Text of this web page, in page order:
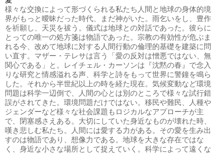
様々な交換によって形づくられる私たち人間と地球の身体的境
界がもっと曖昧だった時代、まだ神がいた。雨乞いをし、豊作
を祈願し、天災を祓う。儀式は地球との対話であった。彼らに
とっての唯一の処方箋は物語であった。宗教の有効性が危ぶま
れる今、改めて地球に対する人間行動の倫理的基礎を建築に問
い直す。マザー・テレサは言う「愛の反対は憎悪ではない、無
関心である」と。レイチェル・カーソンは『沈黙の春』で念入
りな研究と情感溢れる声、科学と詩をもって世界に警鐘を鳴ら
した。それから半世紀以上の時を経た現在。気候変動など環境
問題は科学一辺倒で、人間の心とは別のところで様々な試行錯
誤がされてきた。環境問題だけではない。移民や難民、人種や
ジェンダーなど様々な社会課題もロジカルなアプローチが主
で、閉塞感さえある。大切にしていた身近なものが壊れた時、
嘆き悲しむ私たち。人間には愛する力がある。その愛を生み出
すのは物語であり、想像力である。地球を大きな存在ではな
く、身近な小さな場所として捉えていく。科学によって遠くな